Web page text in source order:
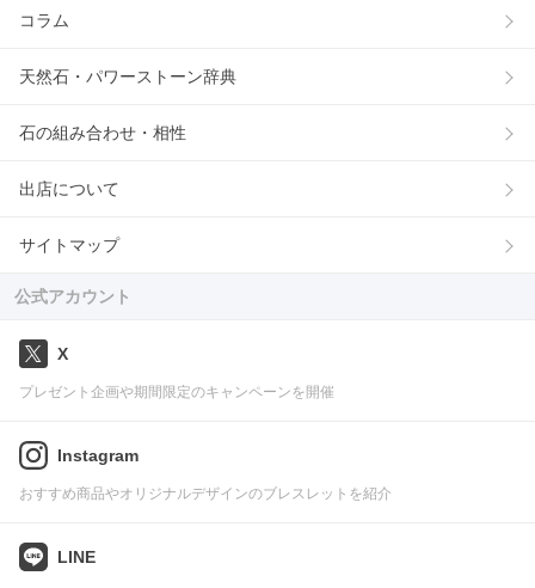
コラム
天然石・パワーストーン辞典
石の組み合わせ・相性
出店について
サイトマップ
公式アカウント
X
プレゼント企画や期間限定のキャンペーンを開催
Instagram
おすすめ商品やオリジナルデザインのブレスレットを紹介
LINE